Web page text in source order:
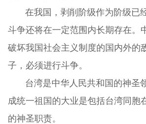
在我国，剥削阶级作为阶级已
斗争还将在一定范围内长期存在。
破坏我国社会主义制度的国内外的
子，必须进行斗争。
台湾是中华人民共和国的神圣
成统一祖国的大业是包括台湾同胞
的神圣职责。